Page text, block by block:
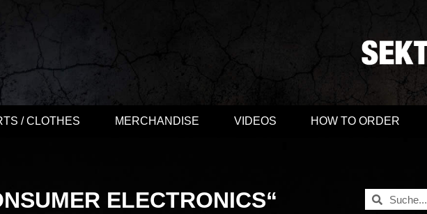
/ CLOTHES MERCHANDISE VIDEOS HOW TO ORDER
ELECTRONICS“